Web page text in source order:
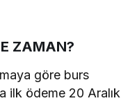
ZAMAN?
göre burs
ilk ödeme 20 Aralık